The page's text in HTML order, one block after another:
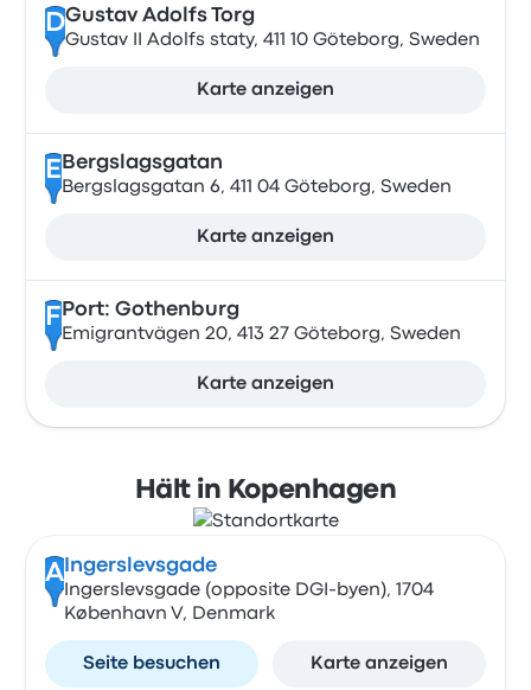
DGustav Adolfs Torg
Gustav II Adolfs staty, 411 10 Göteborg, Sweden
Karte anzeigen
E Bergslagsgatan
Bergslagsgatan 6, 411 04 Göteborg, Sweden
Karte anzeigen
F Port: Gothenburg
Emigrantvägen 20, 413 27 Göteborg, Sweden
Karte anzeigen
Hält in Kopenhagen
A Ingerslevsgade
Ingerslevsgade (opposite DGI-byen), 1704
København V, Denmark
Seite besuchen Karte anzeigen